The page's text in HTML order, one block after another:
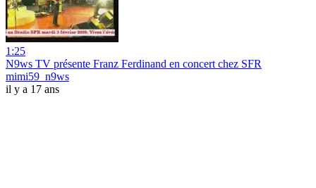
1:25
N9ws TV présente Franz Ferdinand en concert chez SFR
mimi59_n9ws
il y a 17 ans